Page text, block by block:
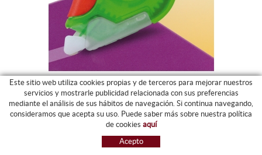
VER EL PRODUCTO
ROLLER ADHESIVO ESPECIAL GOMA EVA
Desde 3,14 €
Este sitio web utiliza cookies propias y de terceros para mejorar nuestros
servicios y mostrarle publicidad relacionada con sus preferencias
mediante el análisis de sus hábitos de navegación. Si continua navegando,
consideramos que acepta su uso. Puede saber más sobre nuestra política
de cookies aquí
Acepto